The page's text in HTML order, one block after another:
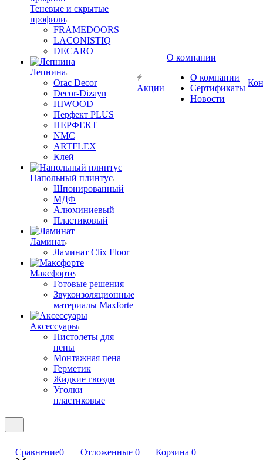
Теневые и скрытые
профили
FRAMEDOORS
LACONISTIQ
DECARO
Лепнина
Orac Decor
Decor-Dizayn
HIWOOD
Перфект PLUS
ПЕРФЕКТ
NMC
ARTFLEX
Клей
Напольный плинтус
Шпонированный
МДФ
Алюминиевый
Пластиковый
Ламинат
Ламинат Clix Floor
Максфорте
Готовые решения
Звукоизоляционные
материалы Maxforte
Аксессуары
Пистолеты для
пены
Монтажная пена
Герметик
Жидкие гвозди
Уголки
пластиковые
Акции
О компании
О компании
Сертификаты
Новости
Сравнение0 Отложенные 0 Корзина 0